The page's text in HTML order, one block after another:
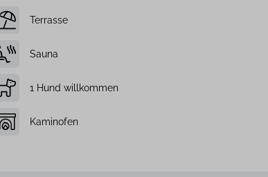
Terrasse
Sauna
1 Hund willkommen
Kaminofen